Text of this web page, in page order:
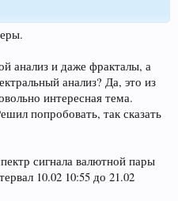
анализ и даже фракталы, а
анализ? Да, это из
интересная тема.
попробовать, так сказать
сигнала валютной пары
10.02 10:55 до 21.02